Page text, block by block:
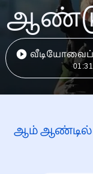
வீடியோவைப்
01:31
ஆம் ஆண்டில்